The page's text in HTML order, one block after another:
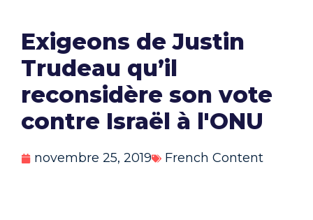
Exigeons de Justin
Trudeau qu’il
reconsidère son vote
contre Israël à l'ONU
novembre 25, 2019 French Content